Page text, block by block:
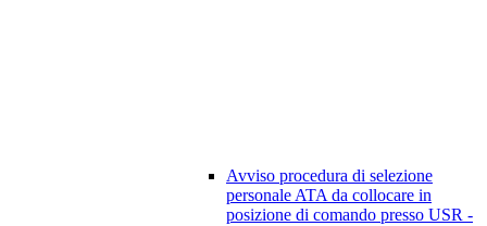
Avviso procedura di selezione
personale ATA da collocare in
posizione di comando presso USR -